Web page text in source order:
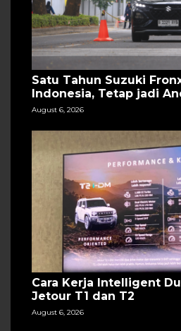
Satu Tahun Suzuki
Indonesia, Tetap jadi
August 6, 2026
Cara Kerja Intelligent
Jetour T1 dan T2
August 6, 2026